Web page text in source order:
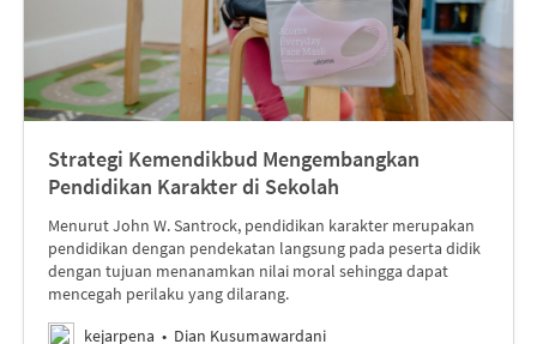
Strategi Kemendikbud Mengembangkan
Pendidikan Karakter di Sekolah
Menurut John W. Santrock, pendidikan karakter merupakan
pendidikan dengan pendekatan langsung pada peserta didik
dengan tujuan menanamkan nilai moral sehingga dapat
mencegah perilaku yang dilarang.
kejarpena
Dian Kusumawardani